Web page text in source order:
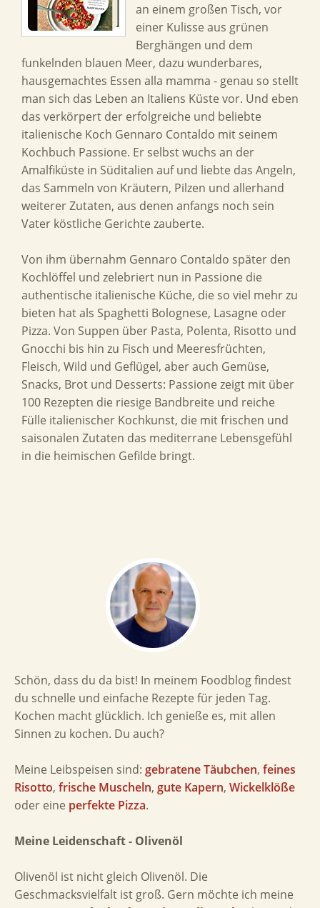
an einem großen Tisch, vor
einer Kulisse aus grünen
Berghängen und dem
funkelnden blauen Meer, dazu wunderbares,
hausgemachtes Essen alla mamma - genau so stellt
man sich das Leben an Italiens Küste vor. Und eben
das verkörpert der erfolgreiche und beliebte
italienische Koch Gennaro Contaldo mit seinem
Kochbuch Passione. Er selbst wuchs an der
Amalfiküste in Süditalien auf und liebte das Angeln,
das Sammeln von Kräutern, Pilzen und allerhand
weiterer Zutaten, aus denen anfangs noch sein
Vater köstliche Gerichte zauberte.
Von ihm übernahm Gennaro Contaldo später den
Kochlöffel und zelebriert nun in Passione die
authentische italienische Küche, die so viel mehr zu
bieten hat als Spaghetti Bolognese, Lasagne oder
Pizza. Von Suppen über Pasta, Polenta, Risotto und
Gnocchi bis hin zu Fisch und Meeresfrüchten,
Fleisch, Wild und Geflügel, aber auch Gemüse,
Snacks, Brot und Desserts: Passione zeigt mit über
100 Rezepten die riesige Bandbreite und reiche
Fülle italienischer Kochkunst, die mit frischen und
saisonalen Zutaten das mediterrane Lebensgefühl
in die heimischen Gefilde bringt.
Schön, dass du da bist! In meinem Foodblog findest
du schnelle und einfache Rezepte für jeden Tag.
Kochen macht glücklich. Ich genieße es, mit allen
Sinnen zu kochen. Du auch?
Meine Leibspeisen sind: gebratene Täubchen, feines
Risotto, frische Muscheln, gute Kapern, Wickelklöße
oder eine perfekte Pizza.
Meine Leidenschaft - Olivenöl
Olivenöl ist nicht gleich Olivenöl. Die
Geschmacksvielfalt ist groß. Gern möchte ich meine